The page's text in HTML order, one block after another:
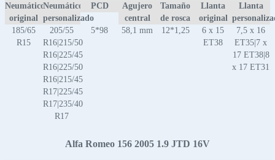
Neumático
original
Neumático
personalizado
PCD
Agujero
central
Tamaño
de rosca
Llanta
original
Llanta
185/65
R15
205/55
R16|215/50
R16|225/45
R16|225/50
R16|215/45
R17|225/45
R17|235/40
R17
5*98 58,1 mm 12*1,25
6 x 15
ET38
7,5 x 16
ET35|7 x
17 ET38|8
x 17 ET31
Alfa Romeo 156 2005 1.9 JTD 16V